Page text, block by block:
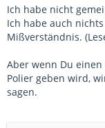
Ich habe nicht
Ich habe auch
Mißverständnis.
Aber wenn Du
Polier geben wird,
sagen.